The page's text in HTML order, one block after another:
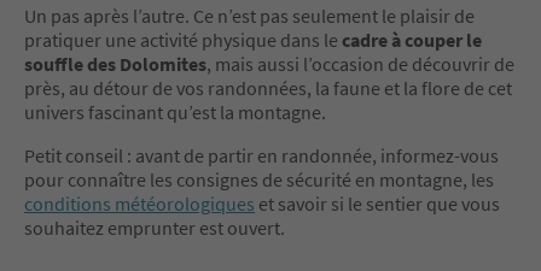
Un pas après l’autre. Ce n’est pas seulement le plaisir de
pratiquer une activité physique dans le cadre à couper le
souffle des Dolomites, mais aussi l’occasion de découvrir de
près, au détour de vos randonnées, la faune et la flore de cet
univers fascinant qu’est la montagne.
Petit conseil : avant de partir en randonnée, informez-vous
pour connaître les consignes de sécurité en montagne, les
conditions météorologiques et savoir si le sentier que vous
souhaitez emprunter est ouvert.